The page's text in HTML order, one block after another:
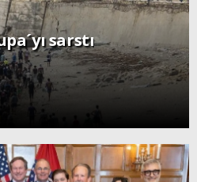
sarstı